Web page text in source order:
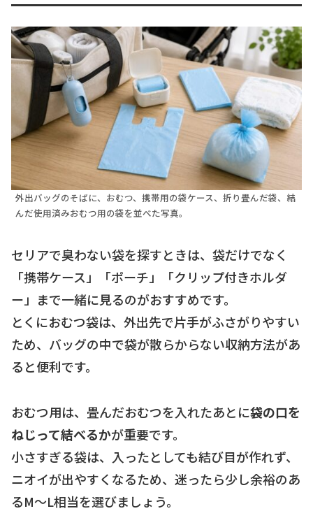
外出バッグのそばに、おむつ、携帯用の袋ケース、折り畳んだ袋、結
んだ使用済みおむつ用の袋を並べた写真。
セリアで臭わない袋を探すときは、袋だけでなく
「携帯ケース」「ポーチ」「クリップ付きホルダ
ー」まで一緒に見るのがおすすめです。
とくにおむつ袋は、外出先で片手がふさがりやすい
ため、バッグの中で袋が散らからない収納方法があ
ると便利です。
おむつ用は、畳んだおむつを入れたあとに袋の口を
ねじって結べるかが重要です。
小さすぎる袋は、入ったとしても結び目が作れず、
ニオイが出やすくなるため、迷ったら少し余裕のあ
るM〜L相当を選びましょう。